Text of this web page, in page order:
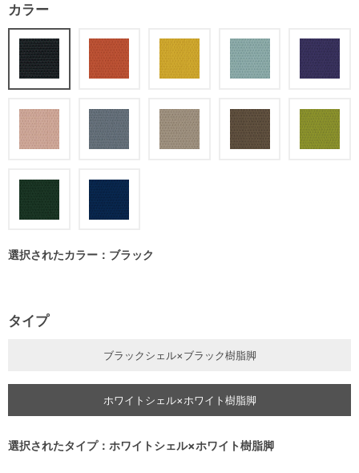
カラー
選択されたカラー：ブラック
タイプ
ブラックシェル×ブラック樹脂脚
ホワイトシェル×ホワイト樹脂脚
選択されたタイプ：ホワイトシェル×ホワイト樹脂脚